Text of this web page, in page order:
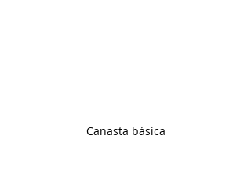
Canasta básica